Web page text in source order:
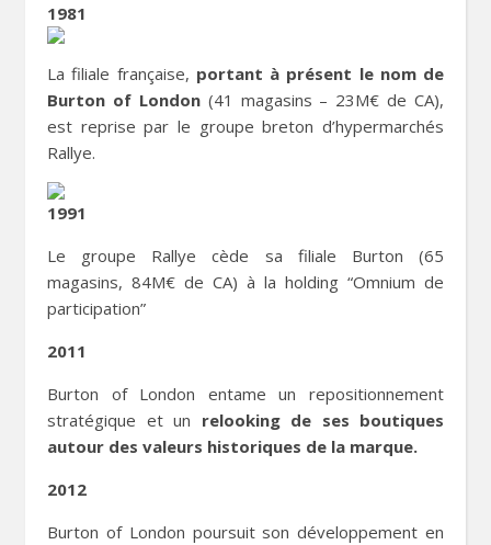
1981
La filiale française, portant à présent le nom de
Burton of London(41 magasins – 23M€ de CA),
est reprise par le groupe breton d’hypermarchés
Rallye.
1991
Le groupe Rallye cède sa filiale Burton (65
magasins, 84M€ de CA) à la holding “Omnium de
participation”
2011
Burton of London entame un repositionnement
stratégique et un relooking de ses boutiques
autour des valeurs historiques de la marque.
2012
Burton of London poursuit son développement en